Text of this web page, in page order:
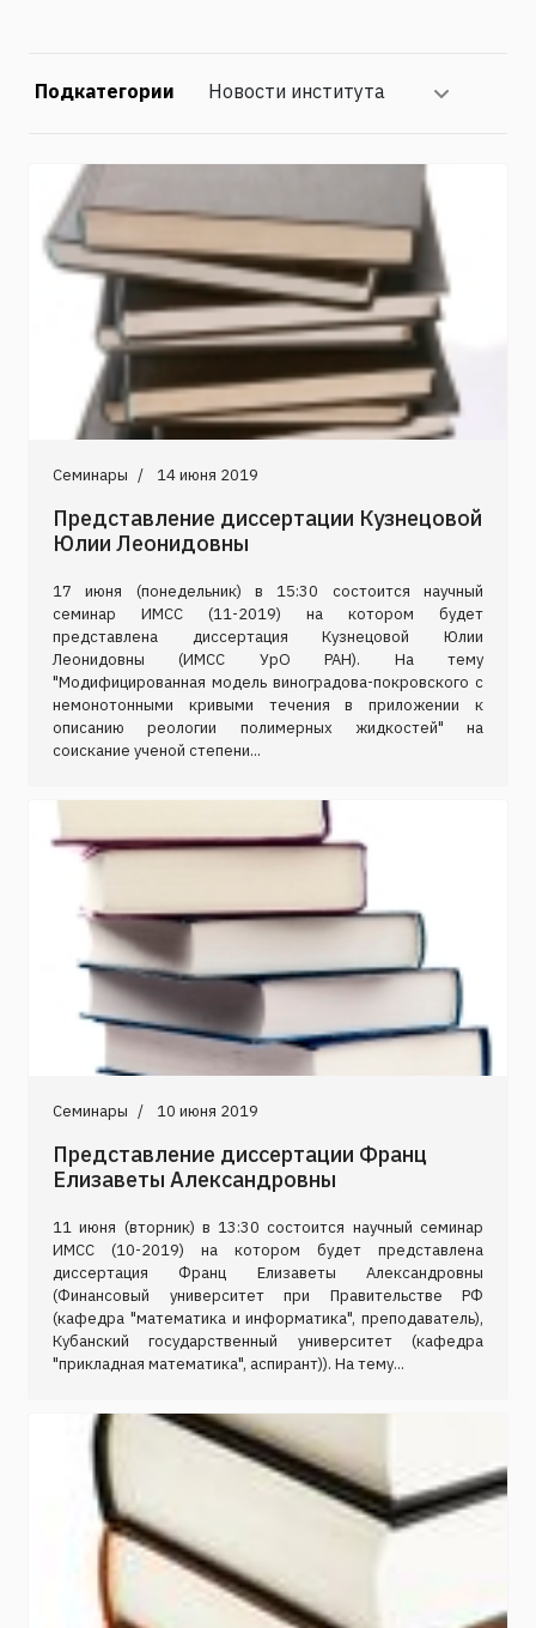
Подкатегории Новости института
Семинары 14 июня 2019
Представление диссертации Кузнецовой
Юлии Леонидовны
17 июня (понедельник) в 15:30 состоится научный
семинар ИМСС (11-2019) на котором будет
представлена диссертация Кузнецовой Юлии
Леонидовны (ИМСС УрО РАН). На тему
"Модифицированная модель виноградова-покровского с
немонотонными кривыми течения в приложении к
описанию реологии полимерных жидкостей" на
соискание ученой степени...
Семинары 10 июня 2019
Представление диссертации Франц
Елизаветы Александровны
11 июня (вторник) в 13:30 состоится научный семинар
ИМСС (10-2019) на котором будет представлена
диссертация Франц Елизаветы Александровны
(Финансовый университет при Правительстве РФ
(кафедра "математика и информатика", преподаватель),
Кубанский государственный университет (кафедра
"прикладная математика", аспирант)). На тему...